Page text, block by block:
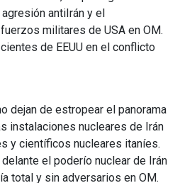
antiIrán y el
militares de USA en OM.
de EEUU en el conflicto
dejan de estropear el panorama
instalaciones nucleares de Irán
y científicos nucleares itaníes.
el poderío nuclear de Irán
total y sin adversarios en OM.